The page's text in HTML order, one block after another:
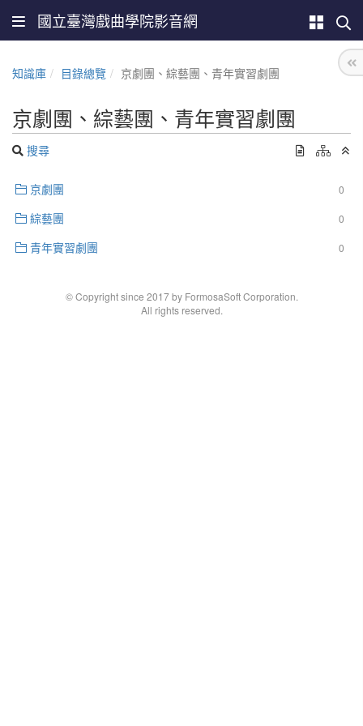
國立臺灣戲曲學院影音網
知識庫 目錄總覽 京劇團、綜藝團、青年實習劇團
京劇團、綜藝團、青年實習劇團
搜尋
0
京劇團
0
綜藝團
0
青年實習劇團
© Copyright since 2017 by FormosaSoft Corporation.
All rights reserved.